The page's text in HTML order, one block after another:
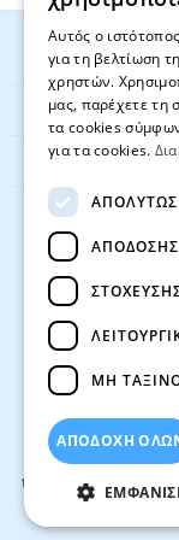
HOT ΚΑΤΗΓΟΡΙΕΣ
ΕΞΥΠΗΡΕΤΗΣΗ
Textbook.gr
©
textbook.gr
Αυτός ο
για τη βελτίωση
χρηστών.
μας, παρέχετε τη
τα cookies
για τα cookies.
ΑΠΌΔΟΣΗΣ
ΜΗ
ΑΠΟΔΟΧΗ